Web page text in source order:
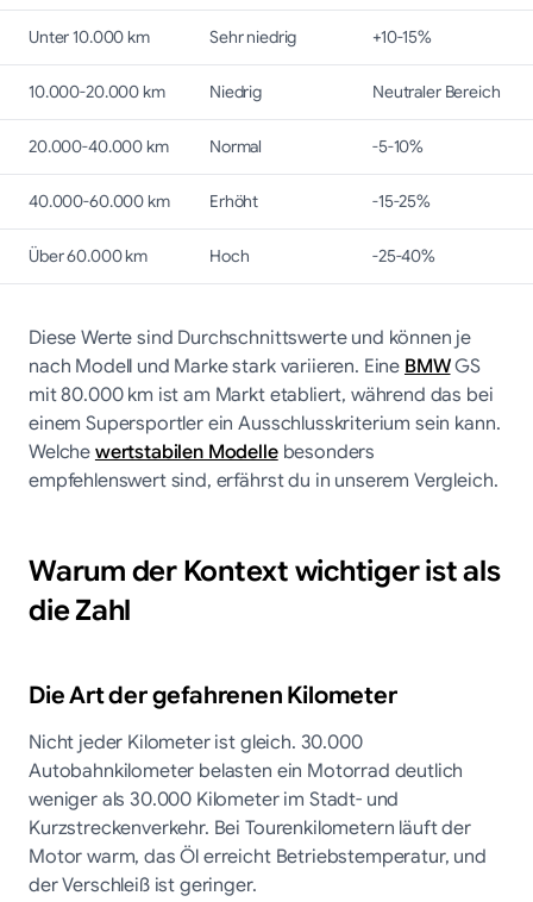
Unter 10.000 km Sehr niedrig
+10-15%
10.000-20.000 km
Niedrig
Neutraler Bereich
20.000-40.000 km
Normal
-5-10%
40.000-60.000 km
Erhöht
-15-25%
Über 60.000 km
Hoch -25-40%
Diese Werte sind Durchschnittswerte und können je
nach Modell und Marke stark variieren. EineBMWGS
mit 80.000 km ist am Markt etabliert, während das bei
einem Supersportler ein Ausschlusskriterium sein kann.
Welchewertstabilen Modellebesonders
empfehlenswert sind, erfährst du in unserem Vergleich.
Warum der Kontext wichtiger ist als
die Zahl
Die Art der gefahrenen Kilometer
Nicht jeder Kilometer ist gleich. 30.000
Autobahnkilometer belasten ein Motorrad deutlich
weniger als 30.000 Kilometer im Stadt- und
Kurzstreckenverkehr. Bei Tourenkilometern läuft der
Motor warm, das Öl erreicht Betriebstemperatur, und
der Verschleiß ist geringer.